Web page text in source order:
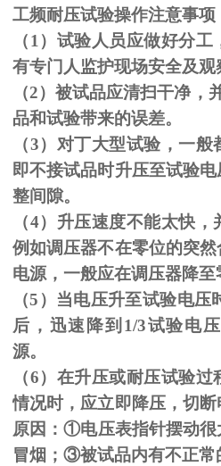
工频耐压试验操作注意事项
（1 ）试验人员应做好分
有专门人监护现场安全及观
（2）被试品应清扫干净，
品和试验带来的误差。
（3）对丁大型试验，一般
即不接试品时升压至试验
整间隙。
（4）升压速度不能太快，
例如调压器不在零位的突
电源，一般应在调压器降至
（5 ）当电压升至试验电压
后，迅速降到 1/3试验电
源。
（6）在升压或耐压试验过
情况时，应立即降压，切
原因：①电压表指针摆动很
冒烟； ③被试品内有不正常